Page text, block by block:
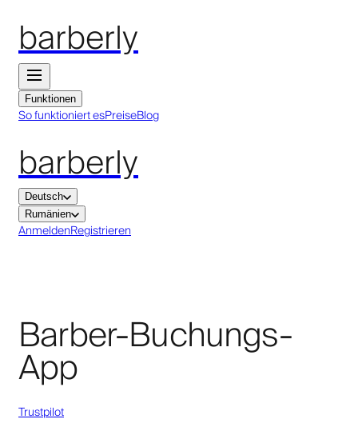
barberly
Funktionen
So funktioniert esPreiseBlog
barberly
Deutsch
Rumänien
AnmeldenRegistrieren
Barber-Buchungs-
App
Trustpilot